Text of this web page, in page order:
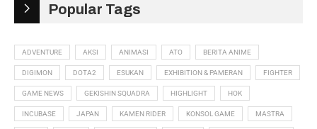
Popular Tags
ADVENTURE AKSI ANIMASI ATO BERITA ANIME
DIGIMON DOTA2 ESUKAN EXHIBITION & PAMERAN FIGHTER
GAME NEWS GEKISHIN SQUADRA HIGHLIGHT HOK
INCUBASE JAPAN KAMEN RIDER KONSOL GAME MASTRA